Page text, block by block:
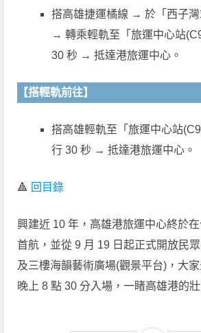
搭高雄捷運橘線 → 於「西子
→ 轉乘輕軌至「旅運中心站
30 秒 → 抵達港旅運中心。
【搭輕軌前往】
搭高雄輕軌至「旅運中心站
行 30 秒 → 抵達港旅運中心。
🔺 回目錄
興建近 10 年，高雄港旅運中心終於
首航，並從 9 月 19 日起正式開放民
及三樓海韻藝術廣場(觀景平台)，大
晚上 8 點 30 分入場，一睹高雄港的壯